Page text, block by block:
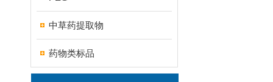
中草药提取物
药物类标品